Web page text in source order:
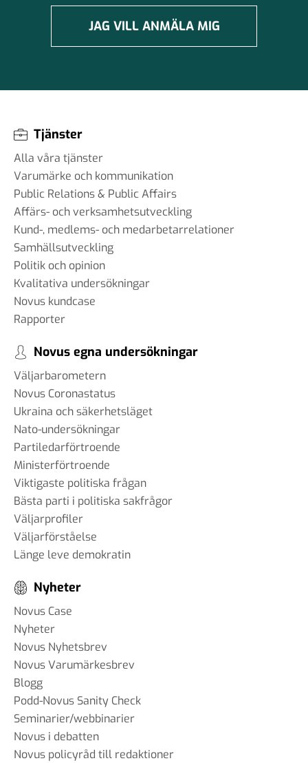
JAG VILL ANMÄLA MIG
Tjänster
Alla våra tjänster
Varumärke och kommunikation
Public Relations & Public Affairs
Affärs- och verksamhetsutveckling
Kund-, medlems- och medarbetarrelationer
Samhällsutveckling
Politik och opinion
Kvalitativa undersökningar
Novus kundcase
Rapporter
Novus egna undersökningar
Väljarbarometern
Novus Coronastatus
Ukraina och säkerhetsläget
Nato-undersökningar
Partiledarförtroende
Ministerförtroende
Viktigaste politiska frågan
Bästa parti i politiska sakfrågor
Väljarprofiler
Väljarförståelse
Länge leve demokratin
Nyheter
Novus Case
Nyheter
Novus Nyhetsbrev
Novus Varumärkesbrev
Blogg
Podd-Novus Sanity Check
Seminarier/webbinarier
Novus i debatten
Novus policyråd till redaktioner